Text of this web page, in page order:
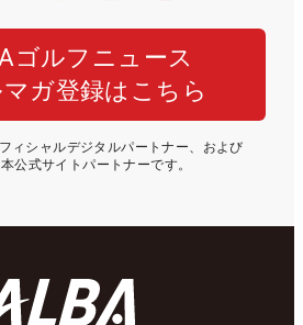
ゴルフニュース
ガ登録はこちら
ィシャルデジタルパートナー、および
公式サイトパートナーです。